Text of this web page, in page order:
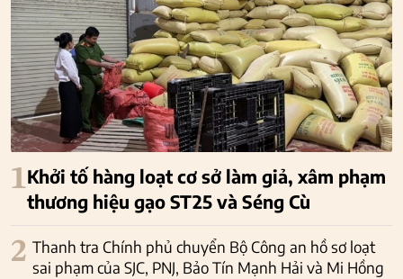
1Khởi tố hàng loạt cơ sở làm giả, xâm phạm
thương hiệu gạo ST25 và Séng Cù
2 Thanh tra Chính phủ chuyển Bộ Công an hồ sơ loạt
sai phạm của SJC, PNJ, Bảo Tín Mạnh Hải và Mi Hồng